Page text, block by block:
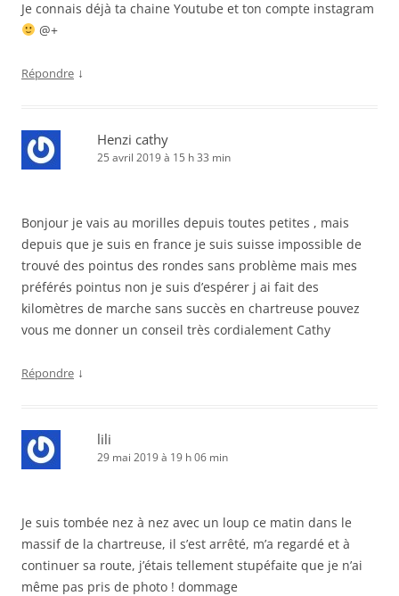
Je connais déjà ta chaine Youtube et ton compte instagram
@+
Répondre ↓
Henzi cathy
25 avril 2019 à 15 h 33 min
Bonjour je vais au morilles depuis toutes petites , mais
depuis que je suis en france je suis suisse impossible de
trouvé des pointus des rondes sans problème mais mes
préférés pointus non je suis d’espérer j ai fait des
kilomètres de marche sans succès en chartreuse pouvez
vous me donner un conseil très cordialement Cathy
Répondre ↓
lili
29 mai 2019 à 19 h 06 min
Je suis tombée nez à nez avec un loup ce matin dans le
massif de la chartreuse, il s’est arrêté, m’a regardé et à
continuer sa route, j’étais tellement stupéfaite que je n’ai
même pas pris de photo ! dommage